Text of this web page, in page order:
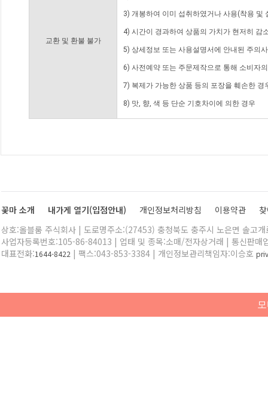
교환 및 환불 불가
3) 개봉하여 이미 섭취하였거나 사용(착용 및
4) 시간이 경과하여 상품의 가치가 현저히 감
5) 상세정보 또는 사용설명서에 안내된 주의
6) 사전예약 또는 주문제작으로 통해 소비자
7) 복제가 가능한 상품 등의 포장을 훼손한 경
8) 맛, 향, 색 등 단순 기호차이에 의한 경우
꽃마 소개 내가게 열기(입점안내) 개인정보처리방침 이용약관
상호:올블룸 주식회사 | 도로명주소:(27453) 충청북도 충주시 노은면 솔고
사업자등록번호:105-86-84013 | 업태 및 종목:소매/전자상거래 | 통신판매
대표전화:1644-8422 | 팩스:043-853-3384 | 개인정보관리책임자:이승호